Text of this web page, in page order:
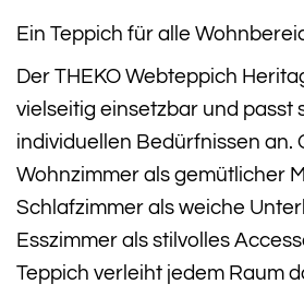
Ein Teppich für alle
Der THEKO Webteppich
vielseitig einsetzbar und passt
individuellen Bedürfnissen an.
Wohnzimmer als gemütlicher
Schlafzimmer als weiche
Esszimmer als stilvolles
Teppich verleiht jedem Raum